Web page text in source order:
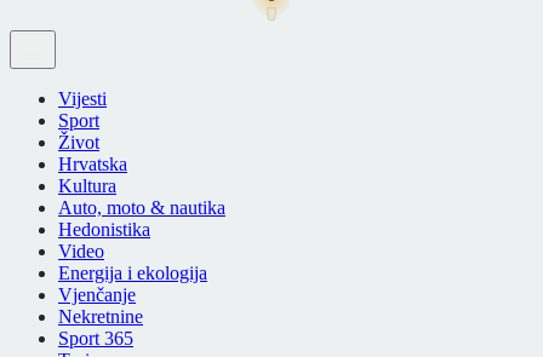
Vijesti
Sport
Život
Hrvatska
Kultura
Auto, moto & nautika
Hedonistika
Video
Energija i ekologija
Vjenčanje
Nekretnine
Sport 365